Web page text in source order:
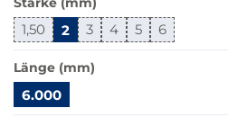
der
Filter
auf
die
beste
Alternative
1,50 2 3 4 5 6
Länge (mm)
6.000